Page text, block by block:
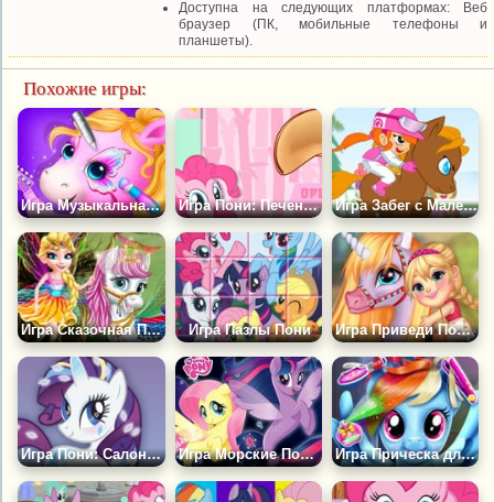
Доступна на следующих платформах: Веб
браузер (ПК, мобильные телефоны и
планшеты).
Похожие игры:
Игра Музыкальная Группа Сестры Пони Игра Пони: Печенье Удачи Игра Забег с Маленьким Пони
Игра Сказочная Принцесса: Уход за Пони Игра Пазлы Пони Игра Приведи Пони в Порядок
Игра Пони: Салон Одежды от Рарити Игра Морские Пони: Приключения в Эквестрии Игра Прическа для Радуги Дэш